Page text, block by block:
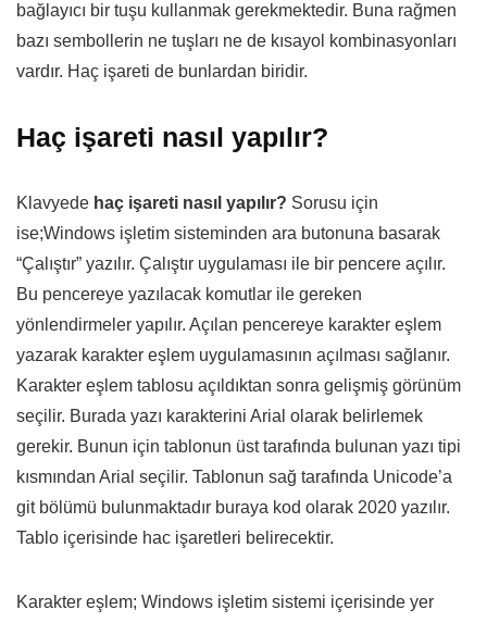
bağlayıcı bir tuşu kullanmak gerekmektedir. Buna rağmen
bazı sembollerin ne tuşları ne de kısayol kombinasyonları
vardır. Haç işareti de bunlardan biridir.
Haç işareti nasıl yapılır?
Klavyede haç işareti nasıl yapılır? Sorusu için
ise;Windows işletim sisteminden ara butonuna basarak
“Çalıştır” yazılır. Çalıştır uygulaması ile bir pencere açılır.
Bu pencereye yazılacak komutlar ile gereken
yönlendirmeler yapılır. Açılan pencereye karakter eşlem
yazarak karakter eşlem uygulamasının açılması sağlanır.
Karakter eşlem tablosu açıldıktan sonra gelişmiş görünüm
seçilir. Burada yazı karakterini Arial olarak belirlemek
gerekir. Bunun için tablonun üst tarafında bulunan yazı tipi
kısmından Arial seçilir. Tablonun sağ tarafında Unicode’a
git bölümü bulunmaktadır buraya kod olarak 2020 yazılır.
Tablo içerisinde hac işaretleri belirecektir.
Karakter eşlem; Windows işletim sistemi içerisinde yer